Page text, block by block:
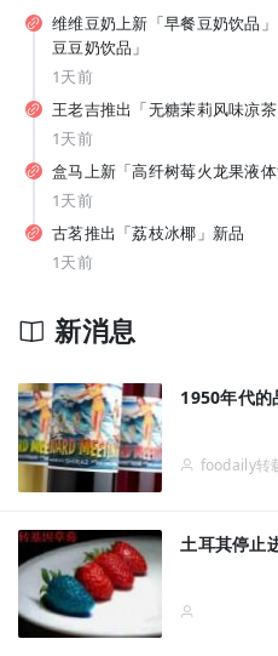
从7-11、朴朴到丰e，蒙牛要借运动饮
维维豆奶上新「早餐豆奶饮品
豆豆奶饮品」
1天前
王老吉推出「无糖茉莉风味凉
1天前
盒马上新「高纤树莓火龙果液体
1天前
古茗推出「荔枝冰椰」新品
1天前
新消息
1950年代的
foodaily转
土耳其停止